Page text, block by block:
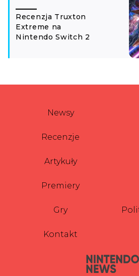
Recenzja Truxton
Extreme na
Nintendo Switch 2
Newsy
Recenzje
Artykuły
Premiery
Gry
Kontakt